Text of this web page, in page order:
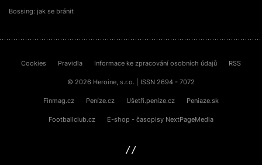
Bossing: jak se bránit
Cookies Pravidla Informace ke zpracování osobních údajů RSS
© 2026 Heroine, s.r.o. | ISSN 2694 - 7072
Finmag.cz Peníze.cz Ušetři.peníze.cz Peniaze.sk
Footballclub.cz E-shop - časopisy NextPageMedia